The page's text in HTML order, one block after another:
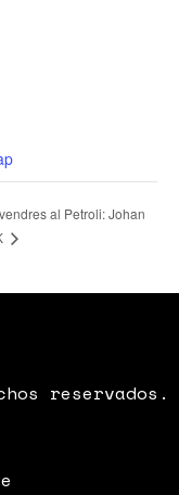
al Petroli: Johan
reservados.